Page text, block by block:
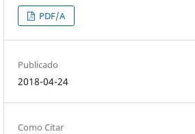
PDF/A
Publicado
2018-04-24
Como Citar